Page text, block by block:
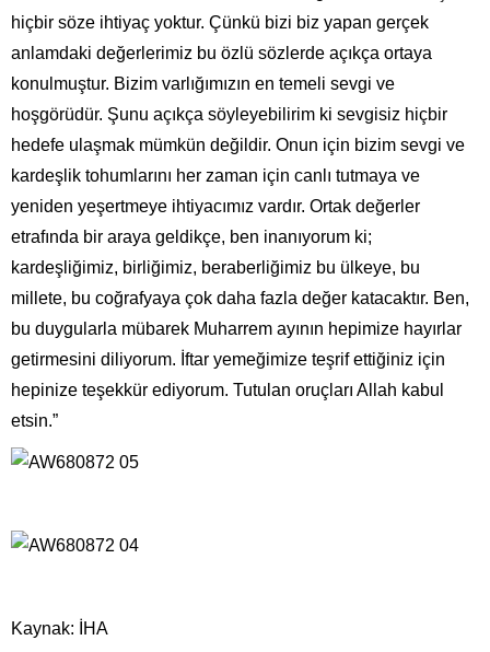
hiçbir söze ihtiyaç yoktur. Çünkü bizi biz yapan gerçek
anlamdaki değerlerimiz bu özlü sözlerde açıkça ortaya
konulmuştur. Bizim varlığımızın en temeli sevgi ve
hoşgörüdür. Şunu açıkça söyleyebilirim ki sevgisiz hiçbir
hedefe ulaşmak mümkün değildir. Onun için bizim sevgi ve
kardeşlik tohumlarını her zaman için canlı tutmaya ve
yeniden yeşertmeye ihtiyacımız vardır. Ortak değerler
etrafında bir araya geldikçe, ben inanıyorum ki;
kardeşliğimiz, birliğimiz, beraberliğimiz bu ülkeye, bu
millete, bu coğrafyaya çok daha fazla değer katacaktır. Ben,
bu duygularla mübarek Muharrem ayının hepimize hayırlar
getirmesini diliyorum. İftar yemeğimize teşrif ettiğiniz için
hepinize teşekkür ediyorum. Tutulan oruçları Allah kabul
etsin.”
Kaynak: İHA